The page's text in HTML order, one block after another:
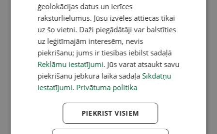
ģeolokācijas datus un ierīces
raksturlielumus. Jūsu izvēles attiecas tikai
uz šo vietni. Daži piegādātāji var balstīties
uz leģitīmajām interesēm, nevis
piekrišanu; jums ir tiesības iebilst sadaļā
Reklāmu iestatījumi. Jūs varat atsaukt savu
piekrišanu jebkurā laikā sadaļā Sīkdatņu
iestatījumi. Privātuma politika
PIEKRIST VISIEM